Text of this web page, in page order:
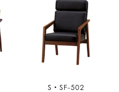
S・SF-502